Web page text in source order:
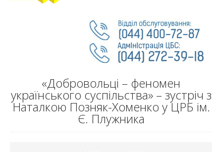
«Добровольці – феномен
українського суспільства» – зустріч з
Наталкою Позняк-Хоменко у ЦРБ ім.
Є. Плужника